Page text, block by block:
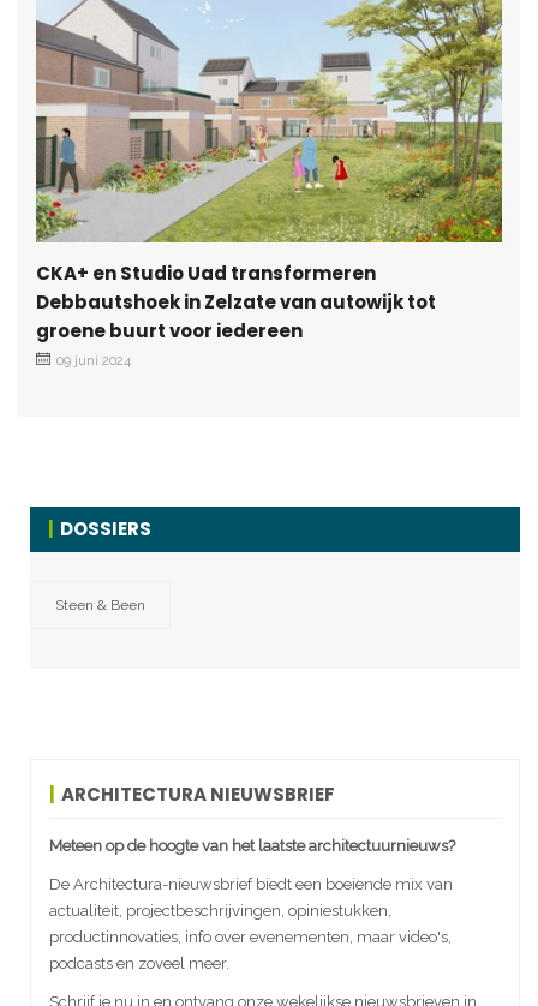
CKA+ en Studio Uad transformeren
Debbautshoek in Zelzate van autowijk tot
groene buurt voor iedereen
09 juni 2024
DOSSIERS
Steen & Been
ARCHITECTURA NIEUWSBRIEF
Meteen op de hoogte van het laatste architectuurnieuws?
De Architectura-nieuwsbrief biedt een boeiende mix van
actualiteit, projectbeschrijvingen, opiniestukken,
productinnovaties, info over evenementen, maar video's,
podcasts en zoveel meer.
Schrijf je nu in en ontvang onze wekelijkse nieuwsbrieven in